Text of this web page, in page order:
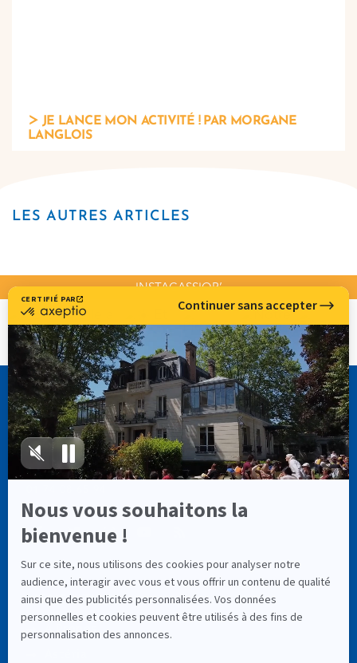
JE LANCE MON ACTIVITÉ ! PAR MORGANE
LANGLOIS
LES AUTRES ARTICLES
INSTACASSIOP’
CASSIOPÉE FORMATION
info@cassiopee-formation.com
LIENS UTILES
À Propos